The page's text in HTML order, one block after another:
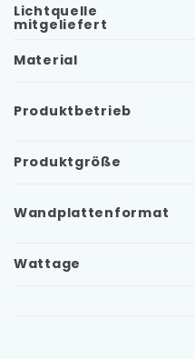
Lichtquelle
mitgeliefert
Material
Produktbetrieb
Produktgröße
Wandplattenformat
Wattage